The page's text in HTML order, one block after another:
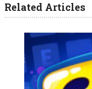
Related Articles